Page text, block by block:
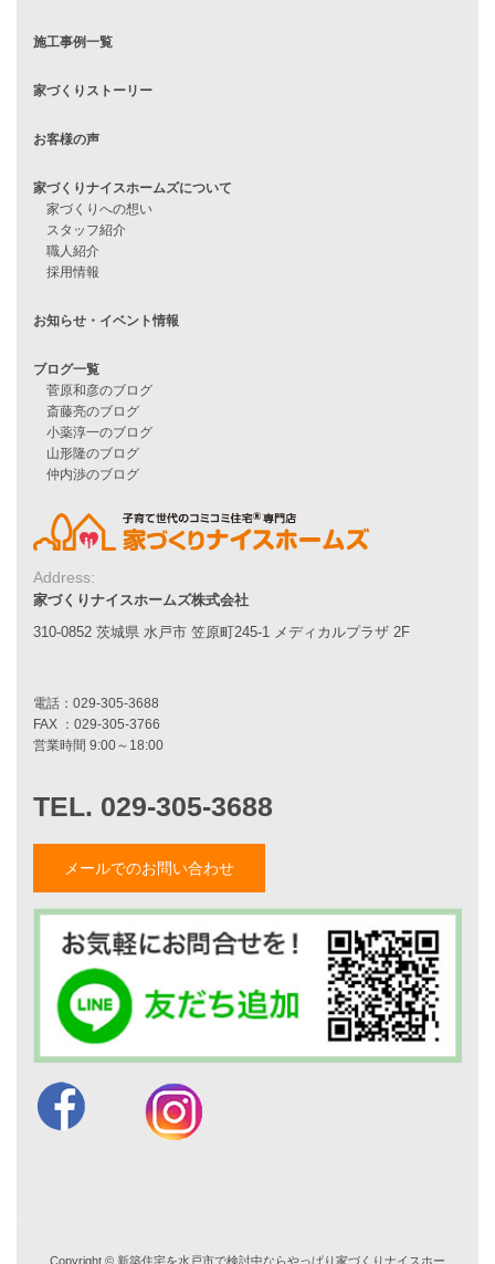
住宅ローンに不安がある方へ
他社で無理だと言われた方へ
住宅ローンのよくある質問
月収25万円で家を建てる方法
WOOD BOX
ハピネスシリーズ
Smart2030
Sシリーズ
シンプルな平屋
エコハウス
耐震性能
7つのポイント
アフターメンテナンス
平屋をお考えの方へ
施工事例一覧
家づくりナイスホームズについて
家づくりへの想い
スタッフ紹介
採用情報
お知らせ・イベント情報
ブログ一覧
菅原和彦のブログ
Address:
家づくりナイスホームズ株式会社
310-0852 茨城県 水戸市 笠原町245-1 メディカルプラザ 2F
メールでのお問い合わせ